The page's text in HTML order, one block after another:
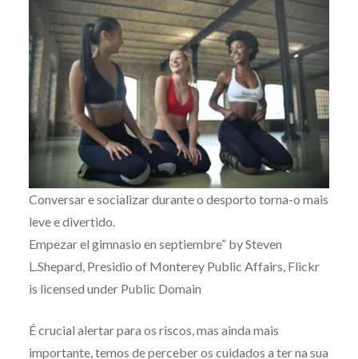
Conversar e socializar durante o desporto torna-o mais
leve e divertido.
Empezar el gimnasio en septiembre” by Steven
L.Shepard, Presidio of Monterey Public Affairs, Flickr
is licensed under Public Domain
É crucial alertar para os riscos, mas ainda mais
importante, temos de perceber os cuidados a ter na sua